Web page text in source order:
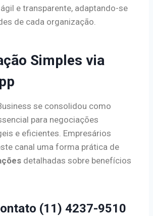
e transparente, adaptando-se
de cada organização.
Simples via
se consolidou como
para negociações
e eficientes. Empresários
canal uma forma prática de
detalhadas sobre benefícios
(11) 4237-9510